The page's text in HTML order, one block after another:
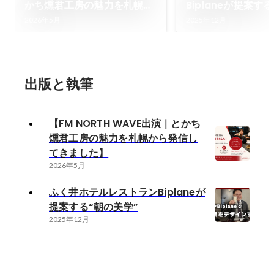
出版と執筆
【FM NORTH WAVE出演｜とかち
燻君工房の魅力を札幌から発信し
てきました】
2026年5月
ふく井ホテルレストランBiplaneが
提案する“朝の美学”
2025年12月